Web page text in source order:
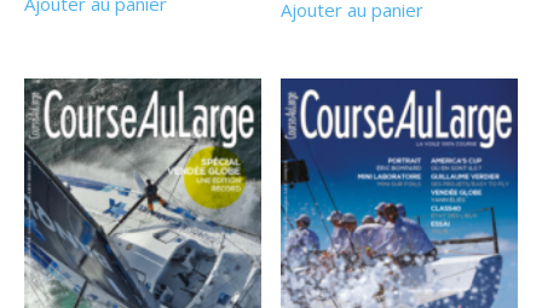
Ajouter au panier